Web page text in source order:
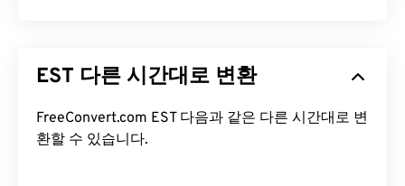
EST 다른 시간대로 변환
FreeConvert.com EST 다음과 같은 다른 시간대로 변
환할 수 있습니다.